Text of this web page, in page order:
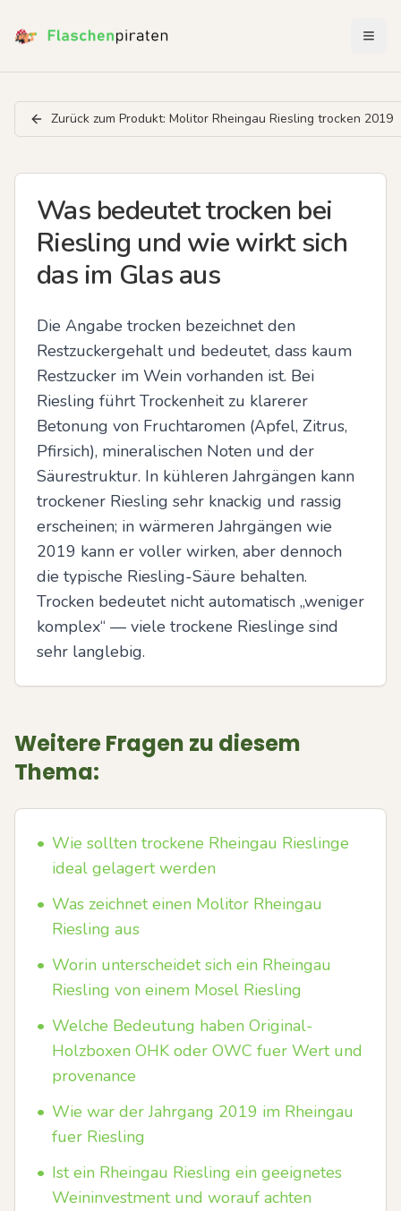
Zurück zum Produkt: Molitor Rheingau Riesling trocken 2019
Was bedeutet trocken bei
Riesling und wie wirkt sich
das im Glas aus
Die Angabe trocken bezeichnet den
Restzuckergehalt und bedeutet, dass kaum
Restzucker im Wein vorhanden ist. Bei
Riesling führt Trockenheit zu klarerer
Betonung von Fruchtaromen (Apfel, Zitrus,
Pfirsich), mineralischen Noten und der
Säurestruktur. In kühleren Jahrgängen kann
trockener Riesling sehr knackig und rassig
erscheinen; in wärmeren Jahrgängen wie
2019 kann er voller wirken, aber dennoch
die typische Riesling-Säure behalten.
Trocken bedeutet nicht automatisch „weniger
komplex“ — viele trockene Rieslinge sind
sehr langlebig.
Weitere Fragen zu diesem
Thema:
• Wie sollten trockene Rheingau Rieslinge
ideal gelagert werden
• Was zeichnet einen Molitor Rheingau
Riesling aus
• Worin unterscheidet sich ein Rheingau
Riesling von einem Mosel Riesling
• Welche Bedeutung haben Original-
Holzboxen OHK oder OWC fuer Wert und
provenance
• Wie war der Jahrgang 2019 im Rheingau
fuer Riesling
• Ist ein Rheingau Riesling ein geeignetes
Weininvestment und worauf achten